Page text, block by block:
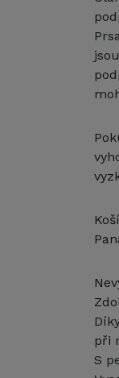
při
S